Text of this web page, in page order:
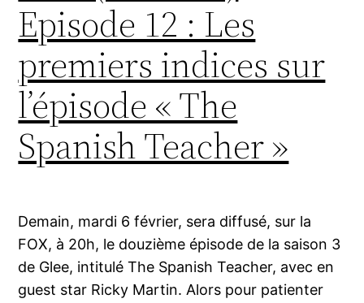
Episode 12 : Les
premiers indices sur
l’épisode « The
Spanish Teacher »
Demain, mardi 6 février, sera diffusé, sur la
FOX, à 20h, le douzième épisode de la saison 3
de Glee, intitulé The Spanish Teacher, avec en
guest star Ricky Martin. Alors pour patienter